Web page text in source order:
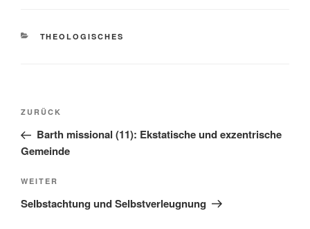
KATEGORIEN
THEOLOGISCHES
Beitragsnavigation
Vorheriger
Beitrag
ZURÜCK
Barth missional (11): Ekstatische und exzentrische
Gemeinde
Nächster
Beitrag
WEITER
Selbstachtung und Selbstverleugnung